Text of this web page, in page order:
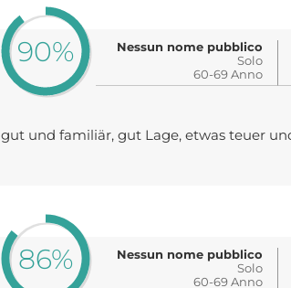
90%
Nessun nome pubblico
Solo
60-69 Anno
gut und familiär, gut Lage, etwas teuer
86%
Nessun nome pubblico
Solo
60-69 Anno